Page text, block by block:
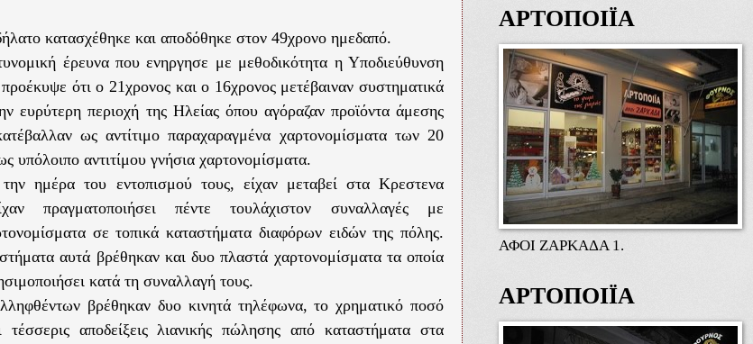
κατασχέθηκε και αποδόθηκε στον 49χρονο ημεδαπό.
έρευνα που ενηργησε με μεθοδικότητα η Υποδιεύθυνση
ότι ο 21χρονος και ο 16χρονος μετέβαιναν συστηματικά
ευρύτερη περιοχή της Ηλείας όπου αγόραζαν προϊόντα άμεσης
ως αντίτιμο παραχαραγμένα χαρτονομίσματα των 20
υπόλοιπο αντιτίμου γνήσια χαρτονομίσματα.
ημέρα του εντοπισμού τους, είχαν μεταβεί στα Κρεστενα
πραγματοποιήσει πέντε τουλάχιστον συναλλαγές με
σε τοπικά καταστήματα διαφόρων ειδών της πόλης.
αυτά βρέθηκαν και δυο πλαστά χαρτονομίσματα τα οποία
κατά τη συναλλαγή τους.
βρέθηκαν δυο κινητά τηλέφωνα, το χρηματικό ποσό
αποδείξεις λιανικής πώλησης από καταστήματα στα
ΑΡΤΟΠΟΙΪΑ
ΑΦΟΙ ΖΑΡΚΑΔΑ 1.
ΑΡΤΟΠΟΙΪΑ